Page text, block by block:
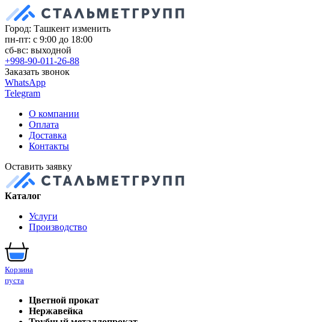
Город: Ташкент изменить
пн-пт: с 9:00 до 18:00
сб-вс: выходной
+998-90-011-26-88
Заказать звонок
WhatsApp
Telegram
О компании
Оплата
Доставка
Контакты
Оставить заявку
Каталог
Услуги
Производство
Корзина
пуста
Цветной прокат
Нержавейка